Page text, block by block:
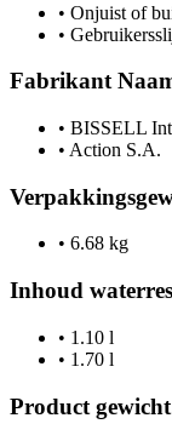
• Onjuist of
•
Fabrikant
• BISSELL
• Action S.A.
• 6.68 kg
Inhoud
• 1.10 l
• 1.70 l
Product gewicht